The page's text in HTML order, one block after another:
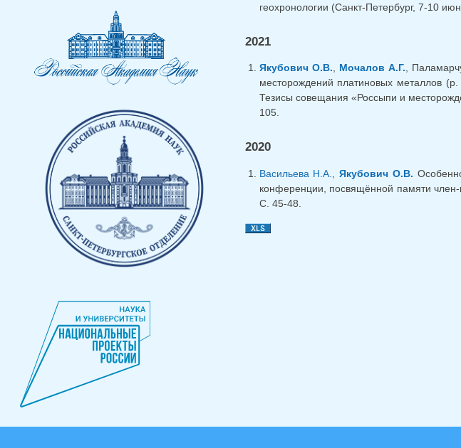
геохронологии (Санкт-Петербург, 7-10
2021
Якубович О.В., Мочалов А.Г.,
месторождений платиновых металлов
Тезисы совещания «Россыпи и
105.
2020
Васильева Н.А. ,Якубович О.В.
конференции, посвящённой памяти
C. 45-48.